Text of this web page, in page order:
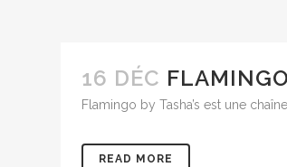
16 DÉC
Flamingo by Tasha’s est une
READ MORE